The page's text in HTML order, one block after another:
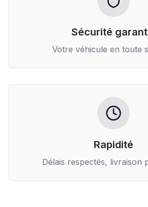
Sécurité
Votre véhicule en toute
Rapidité
Délais respectés, livraison